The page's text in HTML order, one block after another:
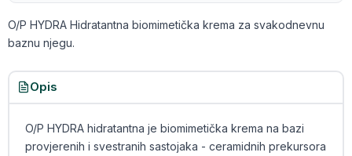
O/P HYDRA Hidratantna biomimetička krema za svakodnevnu
baznu njegu.
Opis
O/P HYDRA hidratantna je biomimetička krema na bazi
provjerenih i svestranih sastojaka - ceramidnih prekursora